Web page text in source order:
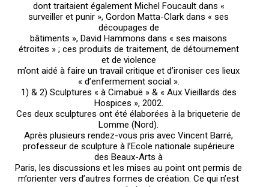
dont traitaient également Michel Foucault dans «
surveiller et punir », Gordon Matta-Clark dans « ses
découpages de
bâtiments », David Hammons dans « ses maisons
étroites » ; ces produits de traitement, de détournement
et de violence
m’ont aidé à faire un travail critique et d’ironiser ces lieux
« d’enfermement social ».
1) & 2) Sculptures « à Cimabuë » & « Aux Vieillards des
Hospices », 2002.
Ces deux sculptures ont été élaborées à la briqueterie de
Lomme (Nord).
Après plusieurs rendez-vous pris avec Vincent Barré,
professeur de sculpture à l’Ecole nationale supérieure
des Beaux-Arts à
Paris, les discussions et les mises au point ont permis de
m’orienter vers d’autres formes de création. Ce qui n’est